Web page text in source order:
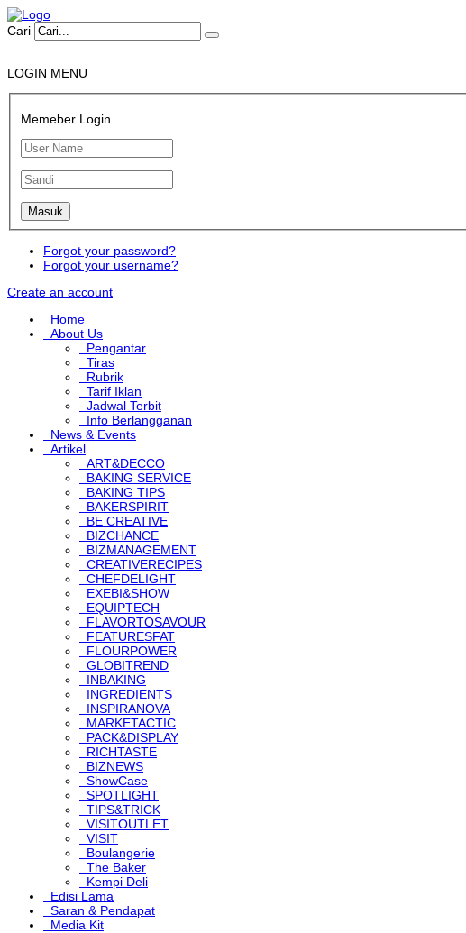
Cari
LOGIN MENU
Memeber Login
Forgot your password?
Forgot your username?
Create an account
Home
About Us
Pengantar
Tiras
Rubrik
Tarif Iklan
Jadwal Terbit
Info Berlangganan
News & Events
Artikel
ART&DECCO
BAKING SERVICE
BAKING TIPS
BAKERSPIRIT
BE CREATIVE
BIZCHANCE
BIZMANAGEMENT
CREATIVERECIPES
CHEFDELIGHT
EXEBI&SHOW
EQUIPTECH
FLAVORTOSAVOUR
FEATURESFAT
FLOURPOWER
GLOBITREND
INBAKING
INGREDIENTS
INSPIRANOVA
MARKETACTIC
PACK&DISPLAY
RICHTASTE
BIZNEWS
ShowCase
SPOTLIGHT
TIPS&TRICK
VISITOUTLET
VISIT
Boulangerie
The Baker
Kempi Deli
Edisi Lama
Saran & Pendapat
Media Kit